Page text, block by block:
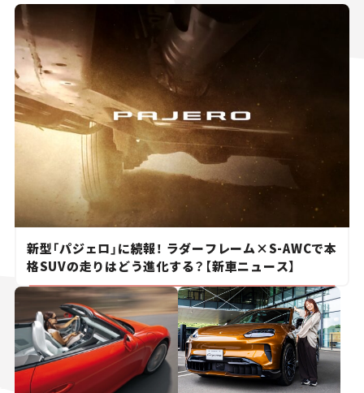
新型「パジェロ」に続報！ ラダーフレーム×S-AWCで本
格SUVの走りはどう進化する？【新車ニュース】